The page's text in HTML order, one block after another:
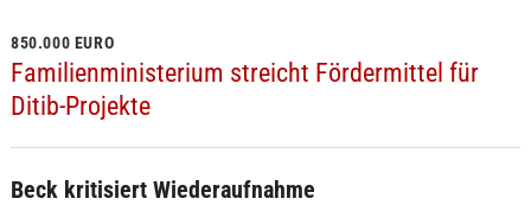
850.000 EURO
Familienministerium streicht Fördermittel für
Ditib-Projekte
Beck kritisiert Wiederaufnahme